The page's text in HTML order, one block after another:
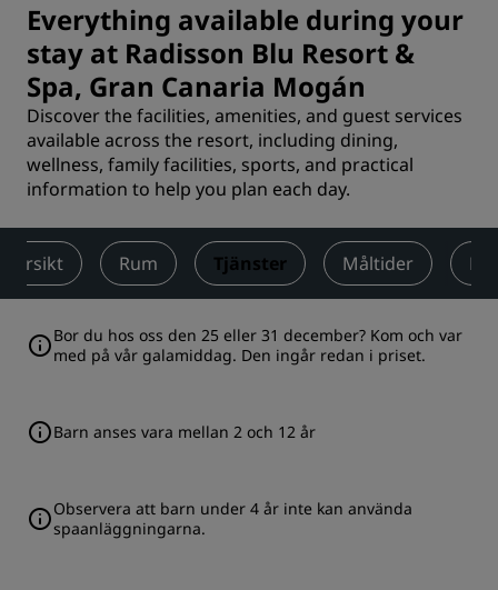
Everything available during your
stay at Radisson Blu Resort &
Spa, Gran Canaria Mogán
Discover the facilities, amenities, and guest services
available across the resort, including dining,
wellness, family facilities, sports, and practical
information to help you plan each day.
Rum Tjänster Måltider
Bor du hos oss den 25 eller 31 december? Kom och var
med på vår galamiddag. Den ingår redan i priset.
Barn anses vara mellan 2 och 12 år
Observera att barn under 4 år inte kan använda
spaanläggningarna.